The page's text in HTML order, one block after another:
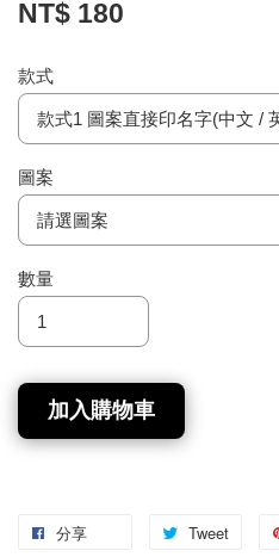
NT$ 180
款式
圖案
數量
加入購物車
分享 Tweet